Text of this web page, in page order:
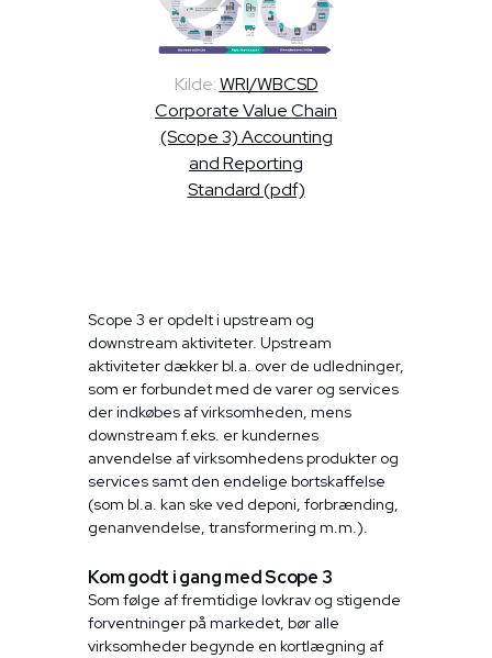
Kilde:WRI/WBCSD
Corporate Value Chain
(Scope 3) Accounting
and Reporting
Standard (pdf)
Scope 3 er opdelt i upstream og
downstream aktiviteter. Upstream
aktiviteter dækker bl.a. over de udledninger,
som er forbundet med de varer og services
der indkøbes af virksomheden, mens
downstream f.eks. er kundernes
anvendelse af virksomhedens produkter og
services samt den endelige bortskaffelse
(som bl.a. kan ske ved deponi, forbrænding,
genanvendelse, transformering m.m.).
Kom godt i gang med Scope 3
Som følge af fremtidige lovkrav og stigende
forventninger på markedet, bør alle
virksomheder begynde en kortlægning af